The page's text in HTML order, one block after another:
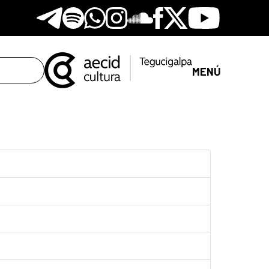
Telegram
SpotifyWhatsapp
Instagram
Soundclore
Facebook
X Youtube
MENÚ